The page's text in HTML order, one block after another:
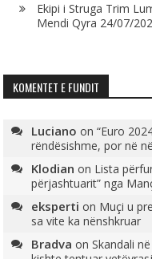
Ekipi i Struga Trim
Mendi Qyra 24/07/
KOMENTET E FUNDIT
Luciano on“Euro
rëndësishme, por në
Klodian on Lista
përjashtuarit” nga
eksperti on Muçi u
sa vite ka nënshkruar
Bradva onSkandali